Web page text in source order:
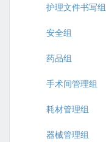
护理文件书写组
安全组
药品组
手术间管理组
耗材管理组
器械管理组